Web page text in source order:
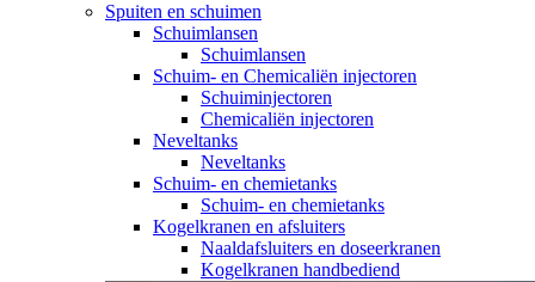
Spuiten en schuimen
Schuimlansen
Schuimlansen
Schuim- en Chemicaliën injectoren
Schuiminjectoren
Chemicaliën injectoren
Neveltanks
Neveltanks
Schuim- en chemietanks
Schuim- en chemietanks
Kogelkranen en afsluiters
Naaldafsluiters en doseerkranen
Kogelkranen handbediend